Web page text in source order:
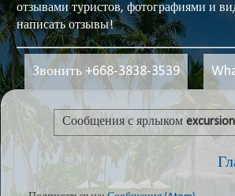
отзывами туристов, фотографиями и
написать отзывы!
Звонить +668-3838-3539
Сообщения с ярлыком